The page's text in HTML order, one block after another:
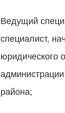
Ведущий
специалист,
юридического
района;